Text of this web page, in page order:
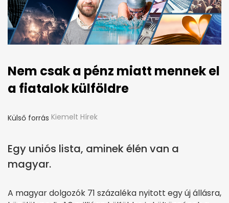
Nem csak a pénz miatt mennek el
a fiatalok külföldre
Külső forrás Kiemelt Hírek
Egy uniós lista, aminek élén van a
magyar.
A magyar dolgozók 71 százaléka nyitott egy új állásra,